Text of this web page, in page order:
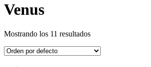
Venus
Mostrando los 11 resultados